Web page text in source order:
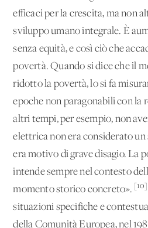
efficaci per la crescita, ma non
sviluppo umano integrale. È
senza equità, e così ciò che
povertà. Quando si dice che il
ridotto la povertà, lo si fa
epoche non paragonabili con la
altri tempi, per esempio, non
elettrica non era considerato un
era motivo di grave disagio. La
intende sempre nel contesto
momento storico concreto». [10]
situazioni specifiche e
della Comunità Europea, nel